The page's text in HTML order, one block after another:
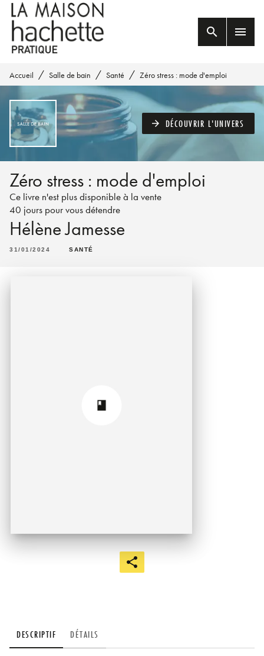
MENU RECHERCHE
PIED DE PAGE
search menu
Accueil / Salle de bain / Santé / Zéro stress : mode d'emploi
arrow_forward DÉCOUVRIR L'UNIVERS
Zéro stress : mode d'emploi
Ce livre n'est plus disponible à la vente
40 jours pour vous détendre
Hélène Jamesse
31/01/2024 SANTÉ
DESCRIPTIF DÉTAILS